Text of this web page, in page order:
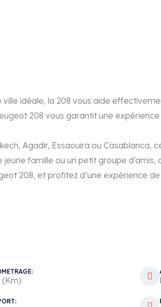
idéale, la 208 vous aide
208 vous garantit une
Agadir, Essaouira ou
famille ou un petit groupe
208, et profitez d’une expérience
(Km)